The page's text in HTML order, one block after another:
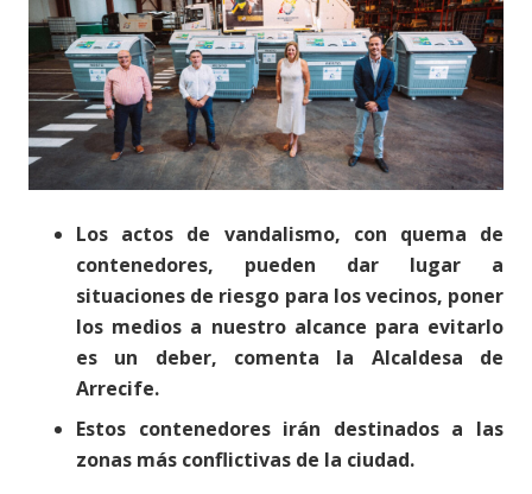
Los actos de vandalismo, con quema de
contenedores, pueden dar lugar a
situaciones de riesgo para los vecinos, poner
los medios a nuestro alcance para evitarlo
es un deber, comenta la Alcaldesa de
Arrecife.
Estos contenedores irán destinados a las
zonas más conflictivas de la ciudad.